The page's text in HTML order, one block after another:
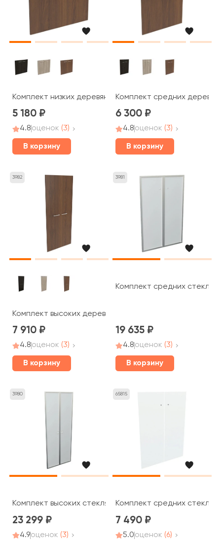
Комплект низких деревянных дверей, ручка скоба
5 180
4.8оценок (3)
В корзину
Комплект средних
6 300
4.8оценок (3)
В корзину
3982
Комплект высоких деревянных дверей ручка скоба
7 910
4.8оценок (3)
В корзину
3981
Комплект средних
19 635
4.8оценок (3)
В корзину
3980
Комплект высоких стеклянных дверей (аллюм. рама)
23 299
4.9оценок (3)
65815
Комплект средних
7 490
5.0оценок (6)